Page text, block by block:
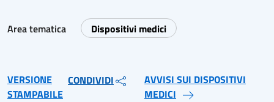
Area tematica Dispositivi medici
VERSIONE
STAMPABILE
CONDIVIDI
AVVISI SUI DISPOSITIVI
MEDICI